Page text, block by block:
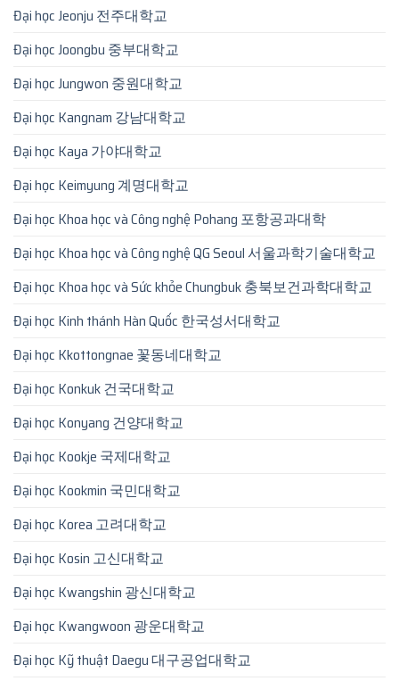
Đại học Jeonju 전주대학교
Đại học Joongbu 중부대학교
Đại học Jungwon 중원대학교
Đại học Kangnam 강남대학교
Đại học Kaya 가야대학교
Đại học Keimyung 계명대학교
Đại học Khoa học và Công nghệ Pohang 포항공과대학
Đại học Khoa học và Công nghệ QG Seoul 서울과학기술대학교
Đại học Khoa học và Sức khỏe Chungbuk 충북보건과학대학교
Đại học Kinh thánh Hàn Quốc 한국성서대학교
Đại học Kkottongnae 꽃동네대학교
Đại học Konkuk 건국대학교
Đại học Konyang 건양대학교
Đại học Kookje 국제대학교
Đại học Kookmin 국민대학교
Đại học Korea 고려대학교
Đại học Kosin 고신대학교
Đại học Kwangshin 광신대학교
Đại học Kwangwoon 광운대학교
Đại học Kỹ thuật Daegu 대구공업대학교